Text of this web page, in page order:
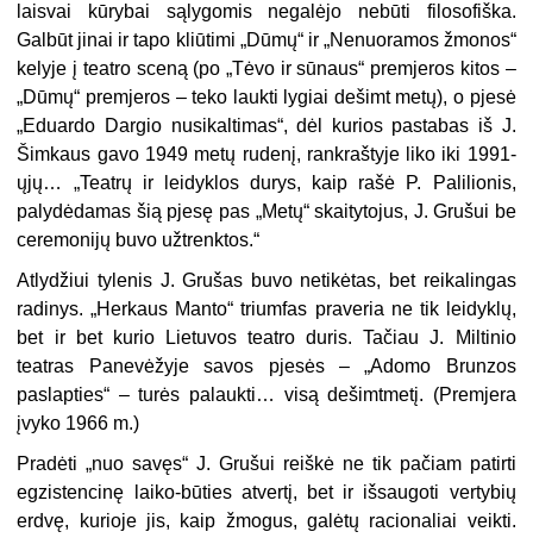
laisvai kūrybai sąlygomis negalėjo nebūti filosofiška.
Galbūt jinai ir tapo kliūtimi „Dūmų“ ir „Nenuoramos žmonos“
kelyje į teatro sceną (po „Tėvo ir sūnaus“ premjeros kitos –
„Dūmų“ premjeros – teko laukti lygiai dešimt metų), o pjesė
„Eduardo Dargio nusikaltimas“, dėl kurios pastabas iš J.
Šimkaus gavo 1949 metų rudenį, rankraštyje liko iki 1991-
ųjų… „Teatrų ir leidyklos durys, kaip rašė P. Palilionis,
palydėdamas šią pjesę pas „Metų“ skaitytojus, J. Grušui be
ceremonijų buvo užtrenktos.“
Atlydžiui tylenis J. Grušas buvo netikėtas, bet reikalingas
radinys. „Herkaus Manto“ triumfas praveria ne tik leidyklų,
bet ir bet kurio Lietu­vos teatro duris. Tačiau J. Miltinio
teatras Panevėžyje savos pjesės – „Adomo Brunzos
paslapties“ – turės palaukti… visą dešimtmetį. (Premjera
įvyko 1966 m.)
Pradėti „nuo savęs“ J. Grušui reiškė ne tik pačiam patirti
egzistencinę laiko-būties atvertį, bet ir išsaugoti vertybių
erdvę, kurioje jis, kaip žmo­gus, galėtų racionaliai veikti.